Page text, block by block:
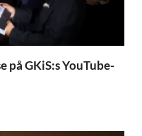
på GKiS:s YouTube-